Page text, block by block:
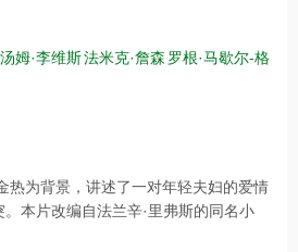
汤姆·李维斯法米克·詹森 罗根·马歇尔-格
热为背景，讲述了一对年轻夫妇的爱情
本片改编自法兰辛·里弗斯的同名小